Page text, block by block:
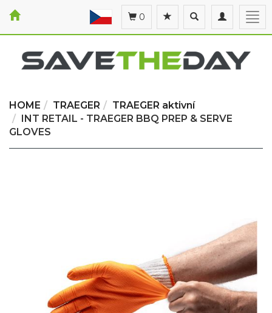
Toggle
navigation
Toggle
search
0
HOME TRAEGER
TRAEGER aktivní
INT RETAIL - TRAEGER BBQ PREP & SERVE
GLOVES